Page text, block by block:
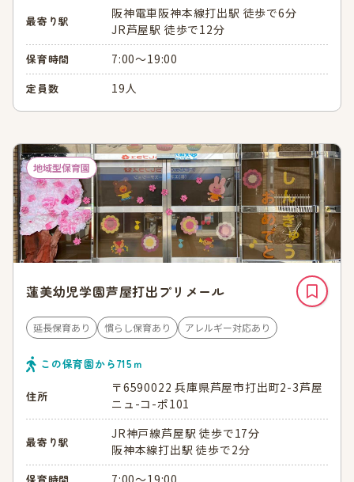
最寄り駅
阪神電車阪神本線打出駅 徒歩で6分
JR芦屋駅 徒歩で12分
保育時間 7:00～19:00
定員数 19人
地域型保育園
蓮美幼児学園芦屋打出プリメール
延長保育あり 慣らし保育あり アレルギー対応あり
この保育園から715ｍ
住所
〒6590022 兵庫県芦屋市打出町2-3芦屋
ニュ-コ-ポ101
最寄り駅
JR神戸線芦屋駅 徒歩で17分
阪神本線打出駅 徒歩で2分